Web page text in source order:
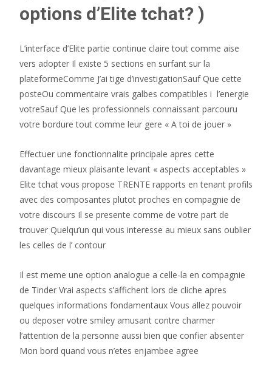
options d’Elite tchat? )
L’interface d’Elite partie continue claire tout comme aise
vers adopter Il existe 5 sections en surfant sur la
plateformeComme J’ai tige d’investigationSauf Que cette
posteOu commentaire vrais galbes compatibles i l’energie
votreSauf Que les professionnels connaissant parcouru
votre bordure tout comme leur gere « A toi de jouer »
Effectuer une fonctionnalite principale apres cette
davantage mieux plaisante levant « aspects acceptables »
Elite tchat vous propose TRENTE rapports en tenant profils
avec des composantes plutot proches en compagnie de
votre discours Il se presente comme de votre part de
trouver Quelqu’un qui vous interesse au mieux sans oublier
les celles de l’ contour
Il est meme une option analogue a celle-la en compagnie
de Tinder Vrai aspects s’affichent lors de cliche apres
quelques informations fondamentaux Vous allez pouvoir
ou deposer votre smiley amusant contre charmer
l’attention de la personne aussi bien que confier absenter
Mon bord quand vous n’etes enjambee agree